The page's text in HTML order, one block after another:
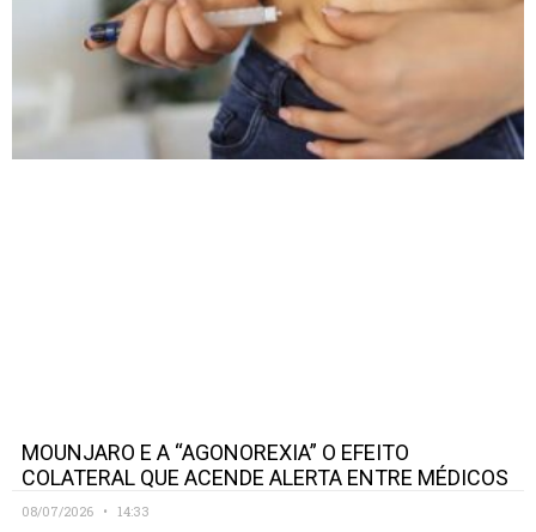
MOUNJARO E A “AGONOREXIA” O EFEITO
COLATERAL QUE ACENDE ALERTA ENTRE MÉDICOS
08/07/2026 14:33